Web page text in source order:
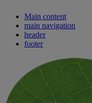
Main content
main navigation
header
footer